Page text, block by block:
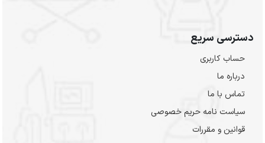
سریع
کاربری
ما
با ما
نامه حریم خصوصی
و مقررات